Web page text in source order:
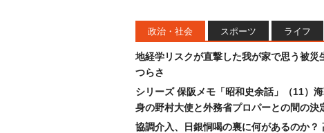
政治・社会 スポーツ ライフ
地経学リスクが直撃した我が家で思う被災
つらさ
シリーズ 保阪メモ「昭和史余話」（11）
身の野村大使と外務省プロパーとの間の決
協調介入、日銀恫喝の裏に何があるのか？